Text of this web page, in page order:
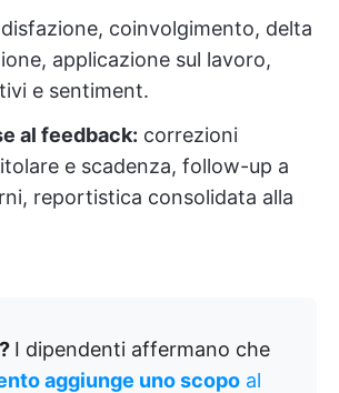
coinvolgimento, delta
applicazione sul lavoro,
e sentiment.
al feedback: correzioni
e scadenza, follow-up a
reportistica consolidata alla
I dipendenti affermano che
aggiunge uno scopo al